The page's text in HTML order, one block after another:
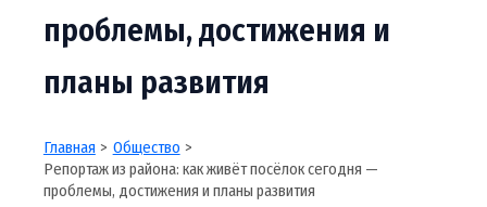
проблемы, достижения и
планы развития
Главная
Общество
Репортаж из района: как живёт посёлок сегодня —
проблемы, достижения и планы развития